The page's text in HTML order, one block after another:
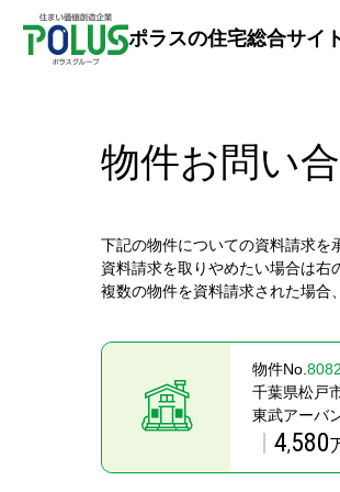
ポラスの住宅総合サイ
物件お問い
下記の物件についての資料請求を
資料請求を取りやめたい場合は右
複数の物件を資料請求された場合
物件No.8082
千葉県松戸
東武アーバ
4,580